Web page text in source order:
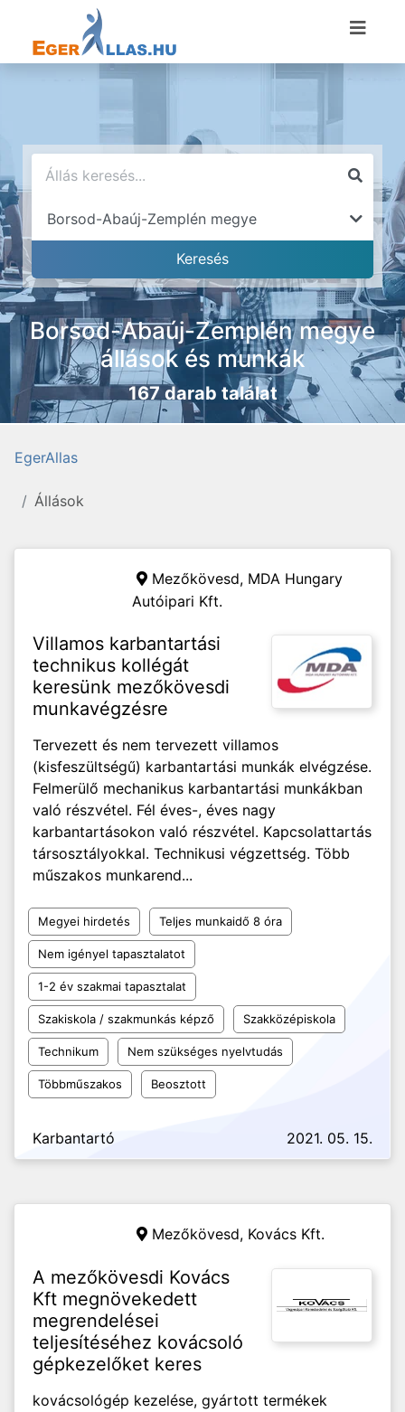
Borsod-Abaúj-Zemplén megye
állások és munkák
167 darab találat
EgerAllas
Állások
Mezőkövesd, MDA Hungary
Autóipari Kft.
Villamos karbantartási
technikus kollégát
keresünk mezőkövesdi
munkavégzésre
Tervezett és nem tervezett villamos
(kisfeszültségű) karbantartási munkák elvégzése.
Felmerülő mechanikus karbantartási munkákban
való részvétel. Fél éves-, éves nagy
karbantartásokon való részvétel. Kapcsolattartás
társosztályokkal. Technikusi végzettség. Több
műszakos munkarend...
Megyei hirdetés Teljes munkaidő 8 óra
Nem igényel tapasztalatot
1-2 év szakmai tapasztalat
Szakiskola / szakmunkás képző Szakközépiskola
Technikum Nem szükséges nyelvtudás
Többműszakos Beosztott
Karbantartó 2021. 05. 15.
Mezőkövesd, Kovács Kft.
A mezőkövesdi Kovács
Kft megnövekedett
megrendelései
teljesítéséhez kovácsoló
gépkezelőket keres
kovácsológép kezelése, gyártott termékek